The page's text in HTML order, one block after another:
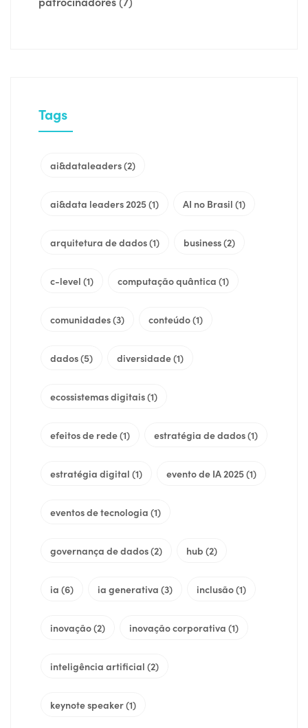
Tags
ai&dataleaders(2)
ai&data leaders 2025(1) AI no Brasil (1)
arquitetura de dados(1) business(2)
c-level (1) computação quântica (1)
comunidades(3) conteúdo(1)
dados(5) diversidade(1)
ecossistemas digitais(1)
efeitos de rede(1) estratégia de dados(1)
estratégia digital (1) evento de IA 2025(1)
eventos de tecnologia (1)
governança de dados(2) hub (2)
ia (6) ia generativa (3) inclusão(1)
inovação(2) inovação corporativa (1)
inteligência artificial (2)
keynote speaker(1)